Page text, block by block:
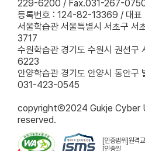
229-6200 / Fax.031-267-
등록번호 : 124-82-13369 / 대표
서울학습관 서울특별시 서초구
3717
수원학습관 경기도 수원시 권선
6223
안양학습관 경기도 안양시 동안
031-423-0545
copyrightⒸ2024 Gukje Cyber
reserved.
[인증범위]원격
[인증일